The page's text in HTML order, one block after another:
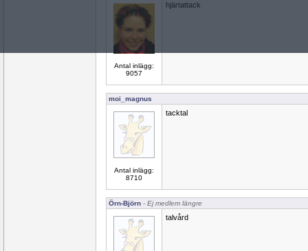
Antal inlägg:
9057
hjärtattack
moi_magnus
Antal inlägg:
8710
tacktal
Örn-Björn - Ej medlem längre
talvård